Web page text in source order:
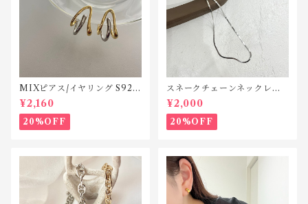
MIXピアス/イヤリング S925
ポスト TP004/TE004
¥2,160
20%OFF
スネークチェーンネックレス
ステンレス SN011
¥2,000
20%OFF